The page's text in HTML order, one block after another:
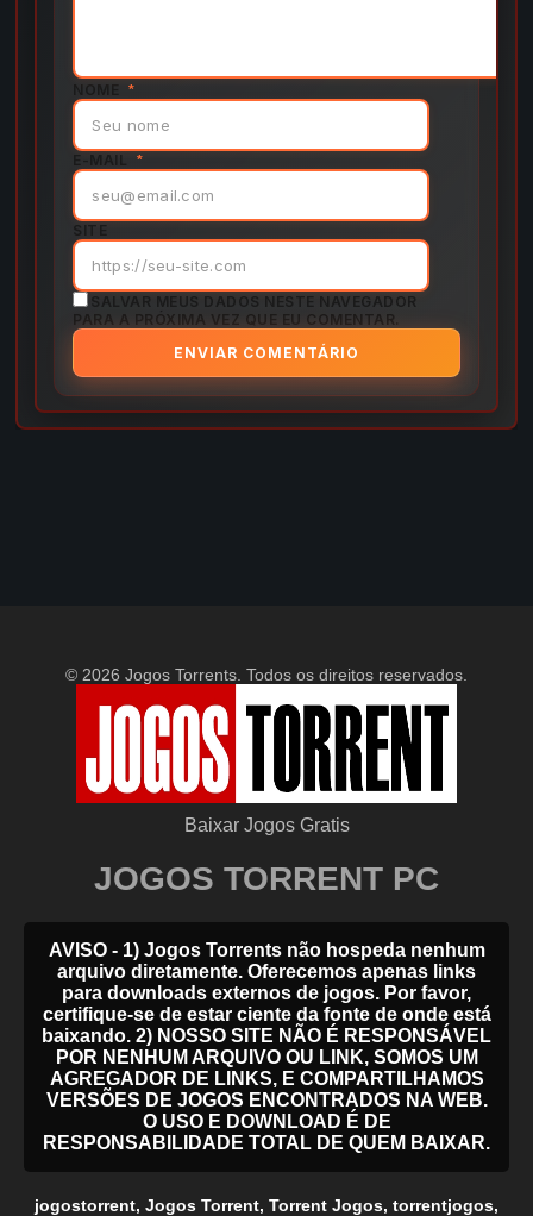
NOME *
E-MAIL *
SITE
SALVAR MEUS DADOS NESTE NAVEGADOR
PARA A PRÓXIMA VEZ QUE EU COMENTAR.
© 2026 Jogos Torrents. Todos os direitos reservados.
Baixar Jogos Gratis
JOGOS TORRENT PC
AVISO - 1) Jogos Torrents não hospeda nenhum
arquivo diretamente. Oferecemos apenas links
para downloads externos de jogos. Por favor,
certifique-se de estar ciente da fonte de onde está
baixando. 2) NOSSO SITE NÃO É RESPONSÁVEL
POR NENHUM ARQUIVO OU LINK, SOMOS UM
AGREGADOR DE LINKS, E COMPARTILHAMOS
VERSÕES DE JOGOS ENCONTRADOS NA WEB.
O USO E DOWNLOAD É DE
RESPONSABILIDADE TOTAL DE QUEM BAIXAR.
jogostorrent, Jogos Torrent, Torrent Jogos, torrentjogos,